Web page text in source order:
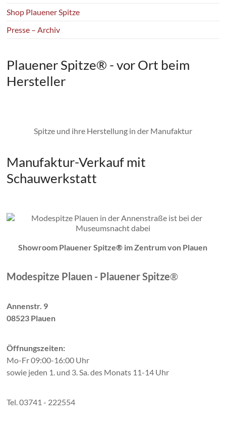
Shop Plauener Spitze
Presse – Archiv
Plauener Spitze® - vor Ort beim
Hersteller
Spitze und ihre Herstellung in der Manufaktur
Manufaktur-Verkauf mit
Schauwerkstatt
Showroom Plauener Spitze® im Zentrum von Plauen
Modespitze Plauen - Plauener Spitze®
Annenstr. 9
08523 Plauen
Öffnungszeiten:
Mo-Fr 09:00-16:00 Uhr
sowie jeden 1. und 3. Sa. des Monats 11-14 Uhr
Tel. 03741 - 222554